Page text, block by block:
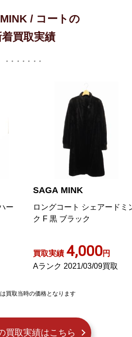
/ コートの
着買取実績
ー
SAGA MINK
ロングコート シェアードミ
ク F 黒 ブラック
買取実績 4,000円
Aランク 2021/03/09買取
買取当時の価格となります
買取実績はこちら